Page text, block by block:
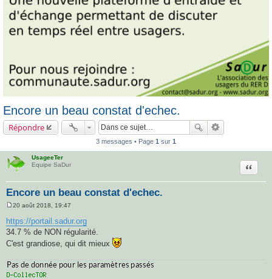
Encore un beau constat d'echec.
Répondre
3 messages • Page 1 sur 1
UsageeTer
Equipe SaDur
Encore un beau constat d'echec.
e
s
s
g
20 août 2018, 19:47
https://portail.sadur.org
34.7 % de NON régularité.
C'est grandiose, qui dit mieux